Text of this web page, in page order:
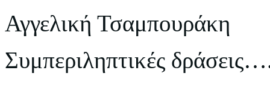
Αγγελική Τσαμπουράκη
Συμπεριληπτικές